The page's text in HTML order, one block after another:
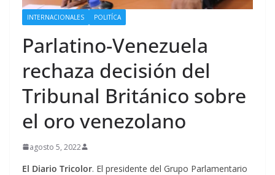
INTERNACIONALES POLITÍCA
Parlatino-Venezuela
rechaza decisión del
Tribunal Británico sobre
el oro venezolano
agosto 5, 2022
El Diario Tricolor. El presidente del Grupo Parlamentario